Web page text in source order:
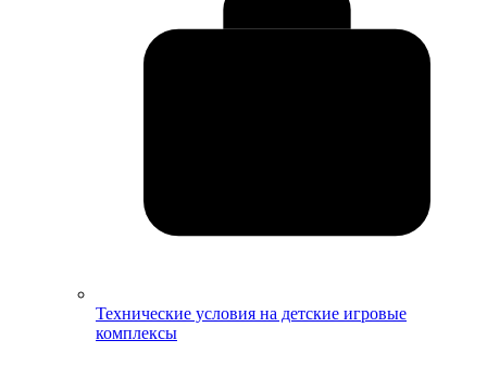
Технические условия на детские игровые
комплексы